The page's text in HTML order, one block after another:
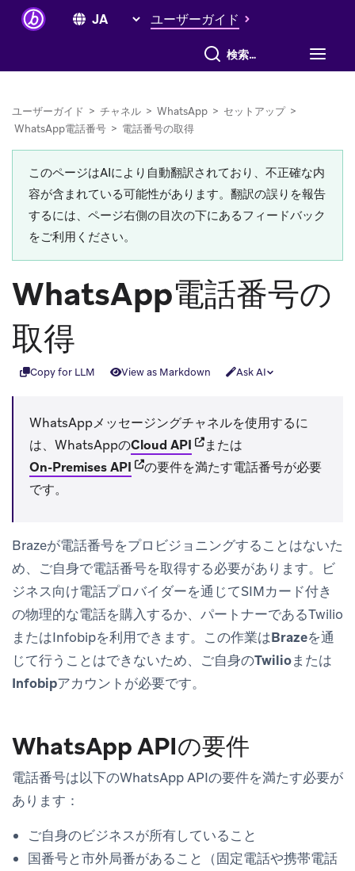
ユーザーガイド
すべて検索
ユーザーガイド > チャネル > WhatsApp > セットアップ>
WhatsApp電話番号 > 電話番号の取得
このページはAIにより自動翻訳されており、不正確な内
容が含まれている可能性があります。翻訳の誤りを報告
するには、ページ右側の目次の下にあるフィードバック
をご利用ください。
WhatsApp電話番号の
取得
Copy for LLM View as Markdown Ask AI
WhatsAppメッセージングチャネルを使用するに
は、WhatsAppのCloud API (opens in new tab)
または
On-Premises API (opens in new tab)
の要件を満たす電話番号が必要
です。
Brazeが電話番号をプロビジョニングすることはないた
め、ご自身で電話番号を取得する必要があります。ビ
ジネス向け電話プロバイダーを通じてSIMカード付き
の物理的な電話を購入するか、パートナーであるTwilio
またはInfobipを利用できます。 この作業はBrazeを通
じて行うことはできないため、ご自身のTwilioまたは
Infobipアカウントが必要です。
WhatsApp APIの要件
電話番号は以下のWhatsApp APIの要件を満たす必要が
あります：
ご自身のビジネスが所有していること
国番号と市外局番があること（固定電話や携帯電話